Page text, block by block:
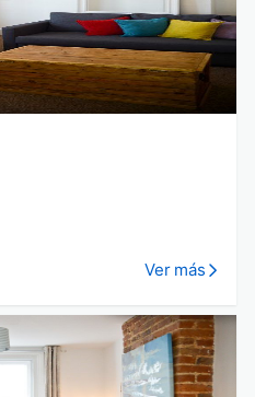
Ver más